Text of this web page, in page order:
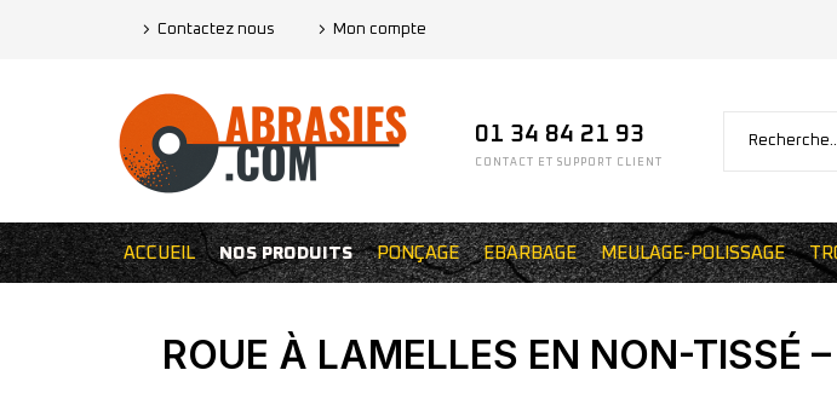
Contactez nous Mon compte
01 34 84 21 93
CONTACT ET SUPPORT CLIENT
ACCUEIL NOS PRODUITS PONÇAGE EBARBAGE MEULAGE-POLISSAGE
ROUE À LAMELLES EN NON-TISSÉ